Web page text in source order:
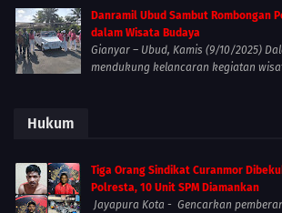
Danramil Ubud Sambut Rombongan
dalam Wisata Budaya
Gianyar – Ubud, Kamis (9/10/2025)
mendukung kelancaran kegiatan
Hukum
Tiga Orang Sindikat Curanmor
Polresta, 10 Unit SPM Diamankan
Jayapura Kota - Gencarkan